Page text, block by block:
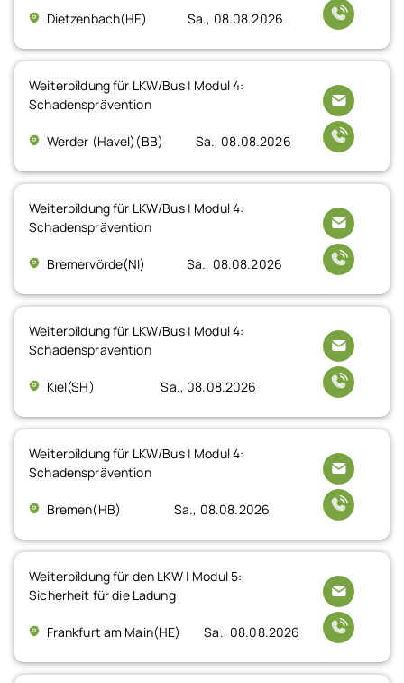
Dietzenbach(HE) Sa., 08.08.2026
Weiterbildung für LKW/Bus | Modul 4:
Schadensprävention
Werder (Havel)(BB) Sa., 08.08.2026
Weiterbildung für LKW/Bus | Modul 4:
Schadensprävention
Bremervörde(NI) Sa., 08.08.2026
Weiterbildung für LKW/Bus | Modul 4:
Schadensprävention
Kiel(SH) Sa., 08.08.2026
Weiterbildung für LKW/Bus | Modul 4:
Schadensprävention
Bremen(HB) Sa., 08.08.2026
Weiterbildung für den LKW | Modul 5:
Sicherheit für die Ladung
Frankfurt am Main(HE) Sa., 08.08.2026